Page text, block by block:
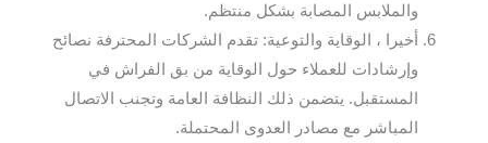
والملابس المصابة بشكل منتظم.
أخيرا ، الوقاية والتوعية: تقدم الشركات المحترفة نصائح
وإرشادات للعملاء حول الوقاية من بق الفراش في
المستقبل. يتضمن ذلك النظافة العامة وتجنب الاتصال
المباشر مع مصادر العدوى المحتملة.